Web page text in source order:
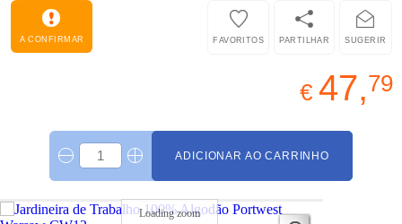
A CONFIRMAR SUGERIR
PARTILHAR
FAVORITOS
€ 47,79
ADICIONAR AO CARRINHO
Loading zoom